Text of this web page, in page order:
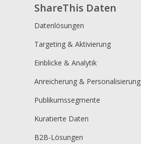
ShareThis Daten
Datenlösungen
Targeting & Aktivierung
Einblicke & Analytik
Anreicherung & Personalisierung
Publikumssegmente
Kuratierte Daten
B2B-Lösungen